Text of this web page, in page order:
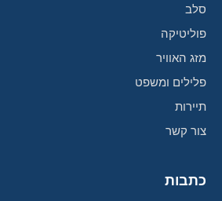
סלב
פוליטיקה
מזג האוויר
פלילים ומשפט
תיירות
צור קשר
כתבות